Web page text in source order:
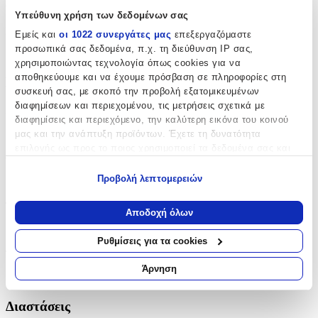
Υπεύθυνη χρήση των δεδομένων σας
Εμείς και οι 1022 συνεργάτες μας επεξεργαζόμαστε
προσωπικά σας δεδομένα, π.χ. τη διεύθυνση IP σας,
χρησιμοποιώντας τεχνολογία όπως cookies για να
αποθηκεύουμε και να έχουμε πρόσβαση σε πληροφορίες στη
συσκευή σας, με σκοπό την προβολή εξατομικευμένων
διαφημίσεων και περιεχομένου, τις μετρήσεις σχετικά με
διαφημίσεις και περιεχόμενο, την καλύτερη εικόνα του κοινού
μας και την ανάπτυξη προϊόντων. Έχετε τη δυνατότητα
Να συλλέξουμε πληροφορίες σχετικά με τη γεωγραφική
σας τοποθεσία, οι οποίες μπορεί να είναι ακριβείς σε
απόσταση μερικών μέτρων
Να αναγνωρίσουμε τη συσκευή σας σαρώνοντας ενεργά
για συγκεκριμένα χαρακτηριστικά (δακτυλικό αποτύπωμα)
Μάθετε περισσότερα σχετικά με τον τρόπο επεξεργασίας των
στηνενότητα “Λεπτομέρειες”
Προβολή λεπτομερειών
Αποδοχή όλων
Ρυθμίσεις για τα cookies
Άρνηση
Κατασκευαστής:
Montana Eyewear
Βασικά Χαρακτηριστικά
Χρώμα:
Πολύχρωμο
Φύλο:
Τύπος
Πλάτης
Τάξη:
Γυμνασίου - Λυκείου
Διαστάσεις